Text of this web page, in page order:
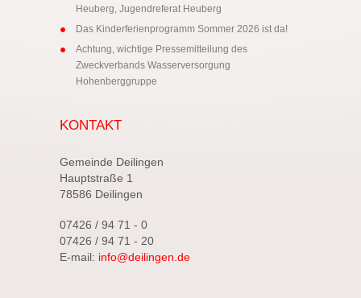
Heuberg, Jugendreferat Heuberg
Das Kinderferienprogramm Sommer 2026 ist da!
Achtung, wichtige Pressemitteilung des
Zweckverbands Wasserversorgung
Hohenberggruppe
KONTAKT
Gemeinde Deilingen
Hauptstraße 1
78586 Deilingen
07426 / 94 71 - 0
07426 / 94 71 - 20
E-mail: info@deilingen.de